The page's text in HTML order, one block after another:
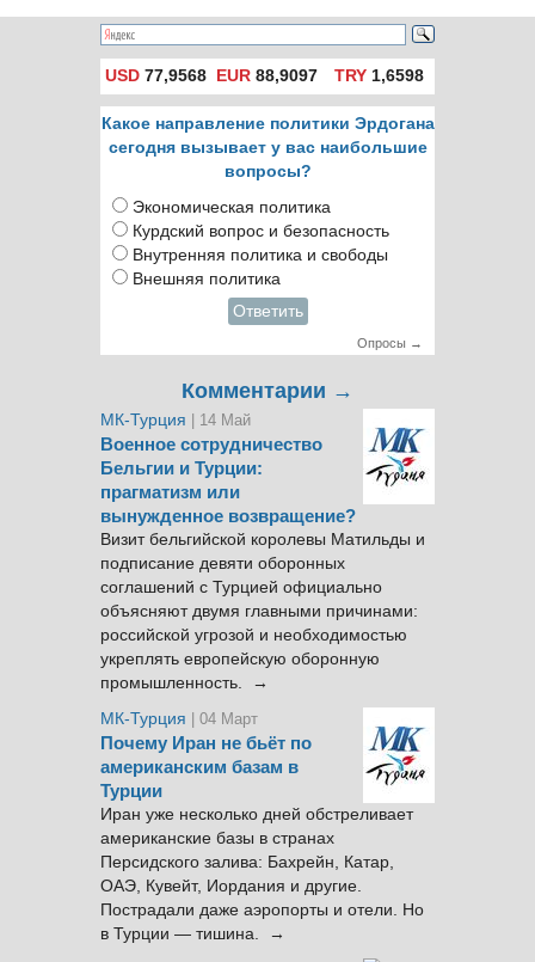
USD 77,9568 EUR 88,9097 TRY1,6598
Какое направление политики Эрдогана
сегодня вызывает у вас наибольшие
вопросы?
Экономическая политика
Курдский вопрос и безопасность
Внутренняя политика и свободы
Внешняя политика
Ответить
Опросы →
Комментарии →
МК-Турция | 14 Май
Военное сотрудничество
Бельгии и Турции:
прагматизм или
вынужденное возвращение?
Визит бельгийской королевы Матильды и
подписание девяти оборонных
соглашений с Турцией официально
объясняют двумя главными причинами:
российской угрозой и необходимостью
укреплять европейскую оборонную
промышленность. →
МК-Турция
| 04 Март
Почему Иран не бьёт по
американским базам в
Турции
Иран уже несколько дней обстреливает
американские базы в странах
Персидского залива: Бахрейн, Катар,
ОАЭ, Кувейт, Иордания и другие.
Пострадали даже аэропорты и отели. Но
в Турции — тишина. →